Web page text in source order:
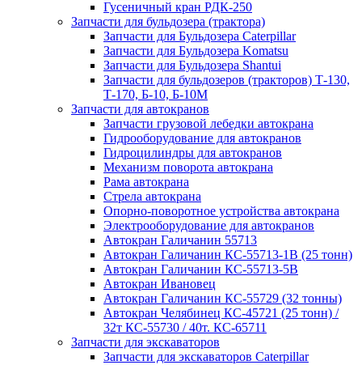
Гусеничный кран РДК-250
Запчасти для бульдозера (трактора)
Запчасти для Бульдозера Caterpillar
Запчасти для Бульдозера Komatsu
Запчасти для Бульдозера Shantui
Запчасти для бульдозеров (тракторов) Т-130,
Т-170, Б-10, Б-10М
Запчасти для автокранов
Запчасти грузовой лебедки автокрана
Гидрооборудование для автокранов
Гидроцилиндры для автокранов
Механизм поворота автокрана
Рама автокрана
Стрела автокрана
Опорно-поворотное устройства автокрана
Электрооборудование для автокранов
Автокран Галичанин 55713
Автокран Галичанин КС-55713-1В (25 тонн)
Автокран Галичанин КС-55713-5В
Автокран Ивановец
Автокран Галичанин КС-55729 (32 тонны)
Автокран Челябинец КС-45721 (25 тонн) /
32т КС-55730 / 40т. КС-65711
Запчасти для экскаваторов
Запчасти для экскаваторов Caterpillar